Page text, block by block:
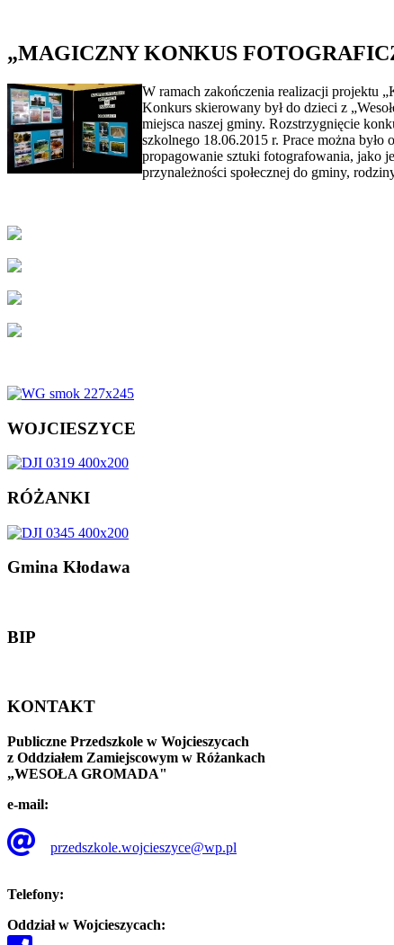
„MAGICZNY KONKUS
W ramach zakończenia realizacji projektu
Konkurs skierowany był do dzieci z
miejsca naszej gminy. Rozstrzygnięcie
szkolnego 18.06.2015 r. Prace można
propagowanie sztuki fotografowania, jako
przynależności społecznej do gminy,
WOJCIESZYCE
RÓŻANKI
Gmina Kłodawa
BIP
KONTAKT
Publiczne Przedszkole w Wojcieszycach
z Oddziałem Zamiejscowym w Różankach
„WESOŁA GROMADA"
e-mail:
przedszkole.wojcieszyce@wp.pl
Telefony:
Oddział w Wojcieszycach: